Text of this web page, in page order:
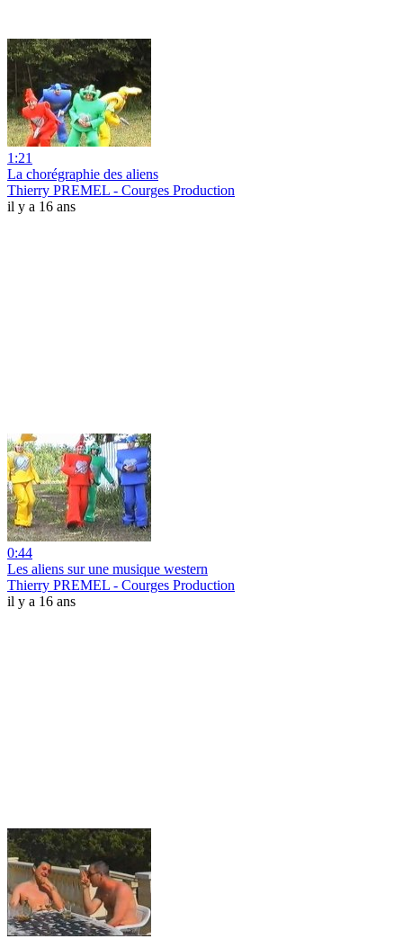
1:21
La chorégraphie des aliens
Thierry PREMEL - Courges Production
il y a 16 ans
0:44
Les aliens sur une musique western
Thierry PREMEL - Courges Production
il y a 16 ans